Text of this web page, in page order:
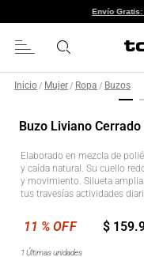
Inicio / Mujer / Ropa / Buzos
Buzo Liviano
Elaborado en mezcla de
y caída natural. Su cuello
y movimiento. Silueta
tus travesías actividades
$ 159.
1 Últimas unidades